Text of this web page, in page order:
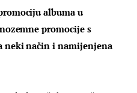
albuma u
promocije s
neki način i namijenjena